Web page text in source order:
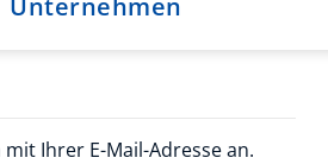
Ihrer E-Mail-Adresse an.